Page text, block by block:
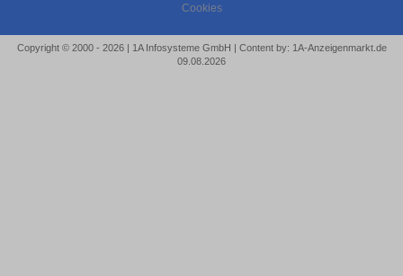
Cookies
Copyright © 2000 - 2026 | 1A Infosysteme GmbH | Content by: 1A-Anzeigenmarkt.de
09.08.2026